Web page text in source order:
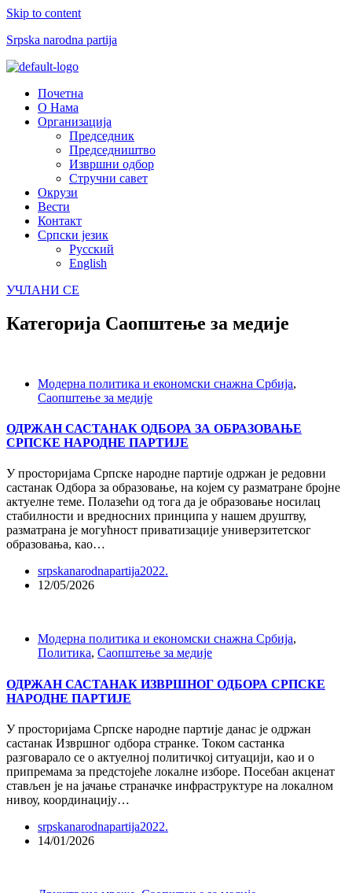
Skip to content
Srpska narodna partija
Menu
Почетна
О Нама
Организација
Председник
Председништво
Извршни одбор
Стручни савет
Окрузи
Вести
Контакт
Српски језик
Русский
English
УЧЛАНИ СЕ
Категорија Саопштење за медије
Модерна политика и економски снажна Србија,
Саопштење за медије
ОДРЖАН САСТАНАК ОДБОРА ЗА ОБРАЗОВАЊЕ
СРПСКЕ НАРОДНЕ ПАРТИЈЕ
У просторијама Српске народне партије одржан је редовни
састанак Одбора за образовање, на којем су разматране бројне
актуелне теме. Полазећи од тога да је образовање носилац
стабилности и вредносних принципа у нашем друштву,
разматрана је могућност приватизације универзитетског
образовања, као…
srpskanarodnapartija2022.
12/05/2026
Модерна политика и економски снажна Србија,
Политика, Саопштење за медије
ОДРЖАН САСТАНАК ИЗВРШНОГ ОДБОРА СРПСКЕ
НАРОДНЕ ПАРТИЈЕ
У просторијама Српске народне партије данас је одржан
састанак Извршног одбора странке. Током састанка
разговарало се о актуелној политичкој ситуацији, као и о
припремама за предстојеће локалне изборе. Посебан акценат
стављен је на јачање страначке инфраструктуре на локалном
нивоу, координацију…
srpskanarodnapartija2022.
14/01/2026